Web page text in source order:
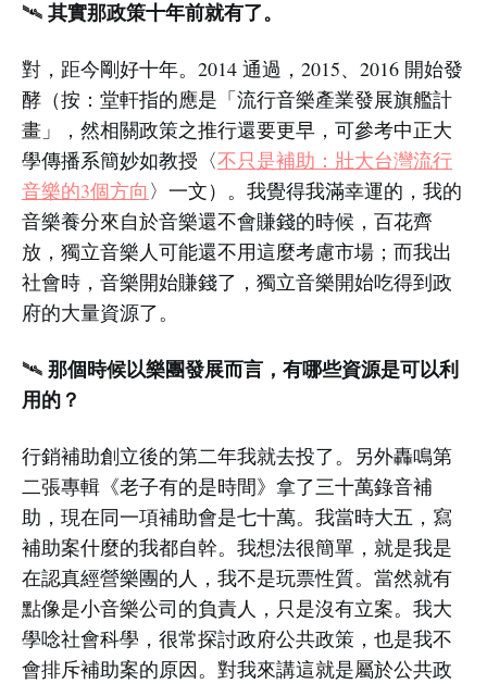
🛰️ 其實那政策十年前就有了。
對，距今剛好十年。2014 通過，2015、2016 開始發
酵（按：堂軒指的應是「流行音樂產業發展旗艦計
畫」，然相關政策之推行還要更早，可參考中正大
學傳播系簡妙如教授〈不只是補助：壯大台灣流行
音樂的3個方向 〉一文）。我覺得我滿幸運的，我的
音樂養分來自於音樂還不會賺錢的時候，百花齊
放，獨立音樂人可能還不用這麼考慮市場；而我出
社會時，音樂開始賺錢了，獨立音樂開始吃得到政
府的大量資源了。
🛰️ 那個時候以樂團發展而言，有哪些資源是可以利
用的？
行銷補助創立後的第二年我就去投了。另外轟鳴第
二張專輯《老子有的是時間》拿了三十萬錄音補
助，現在同一項補助會是七十萬。我當時大五，寫
補助案什麼的我都自幹。我想法很簡單，就是我是
在認真經營樂團的人，我不是玩票性質。當然就有
點像是小音樂公司的負責人，只是沒有立案。我大
學唸社會科學，很常探討政府公共政策，也是我不
會排斥補助案的原因。對我來講這就是屬於公共政